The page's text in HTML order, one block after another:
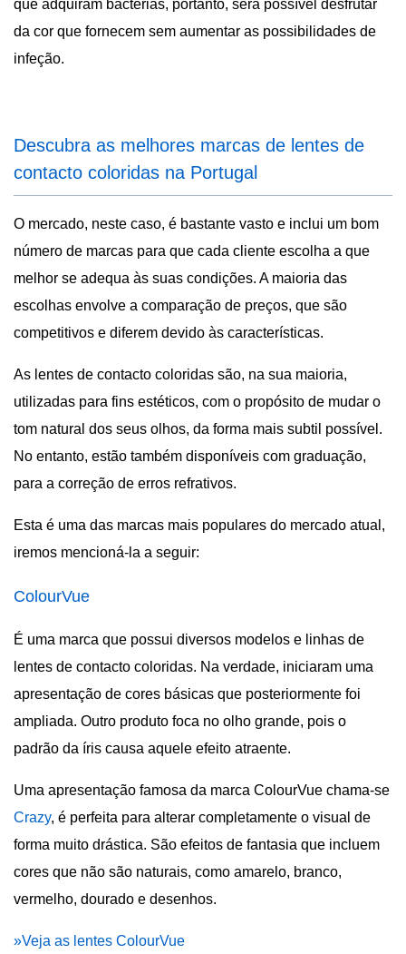
que adquiram bactérias, portanto, será possível desfrutar
da cor que fornecem sem aumentar as possibilidades de
infeção.
Descubra as melhores marcas de lentes de
contacto coloridas na Portugal
O mercado, neste caso, é bastante vasto e inclui um bom
número de marcas para que cada cliente escolha a que
melhor se adequa às suas condições. A maioria das
escolhas envolve a comparação de preços, que são
competitivos e diferem devido às características.
As lentes de contacto coloridas são, na sua maioria,
utilizadas para fins estéticos, com o propósito de mudar o
tom natural dos seus olhos, da forma mais subtil possível.
No entanto, estão também disponíveis com graduação,
para a correção de erros refrativos.
Esta é uma das marcas mais populares do mercado atual,
iremos mencioná-la a seguir:
ColourVue
É uma marca que possui diversos modelos e linhas de
lentes de contacto coloridas. Na verdade, iniciaram uma
apresentação de cores básicas que posteriormente foi
ampliada. Outro produto foca no olho grande, pois o
padrão da íris causa aquele efeito atraente.
Uma apresentação famosa da marca ColourVue chama-se
Crazy, é perfeita para alterar completamente o visual de
forma muito drástica. São efeitos de fantasia que incluem
cores que não são naturais, como amarelo, branco,
vermelho, dourado e desenhos.
»Veja as lentes ColourVue